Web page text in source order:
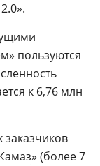
пользуются
к 6,76 млн
» (более 7